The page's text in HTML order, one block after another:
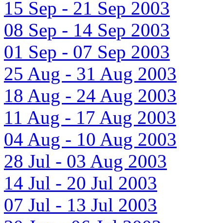
15 Sep - 21 Sep 2003
08 Sep - 14 Sep 2003
01 Sep - 07 Sep 2003
25 Aug - 31 Aug 2003
18 Aug - 24 Aug 2003
11 Aug - 17 Aug 2003
04 Aug - 10 Aug 2003
28 Jul - 03 Aug 2003
14 Jul - 20 Jul 2003
07 Jul - 13 Jul 2003